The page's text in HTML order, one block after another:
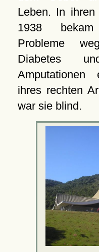
Leben. In ihren
1938
Probleme
Diabetes
ihres rechten
war sie blind.